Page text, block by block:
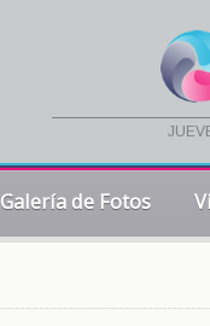
Galería de Fotos